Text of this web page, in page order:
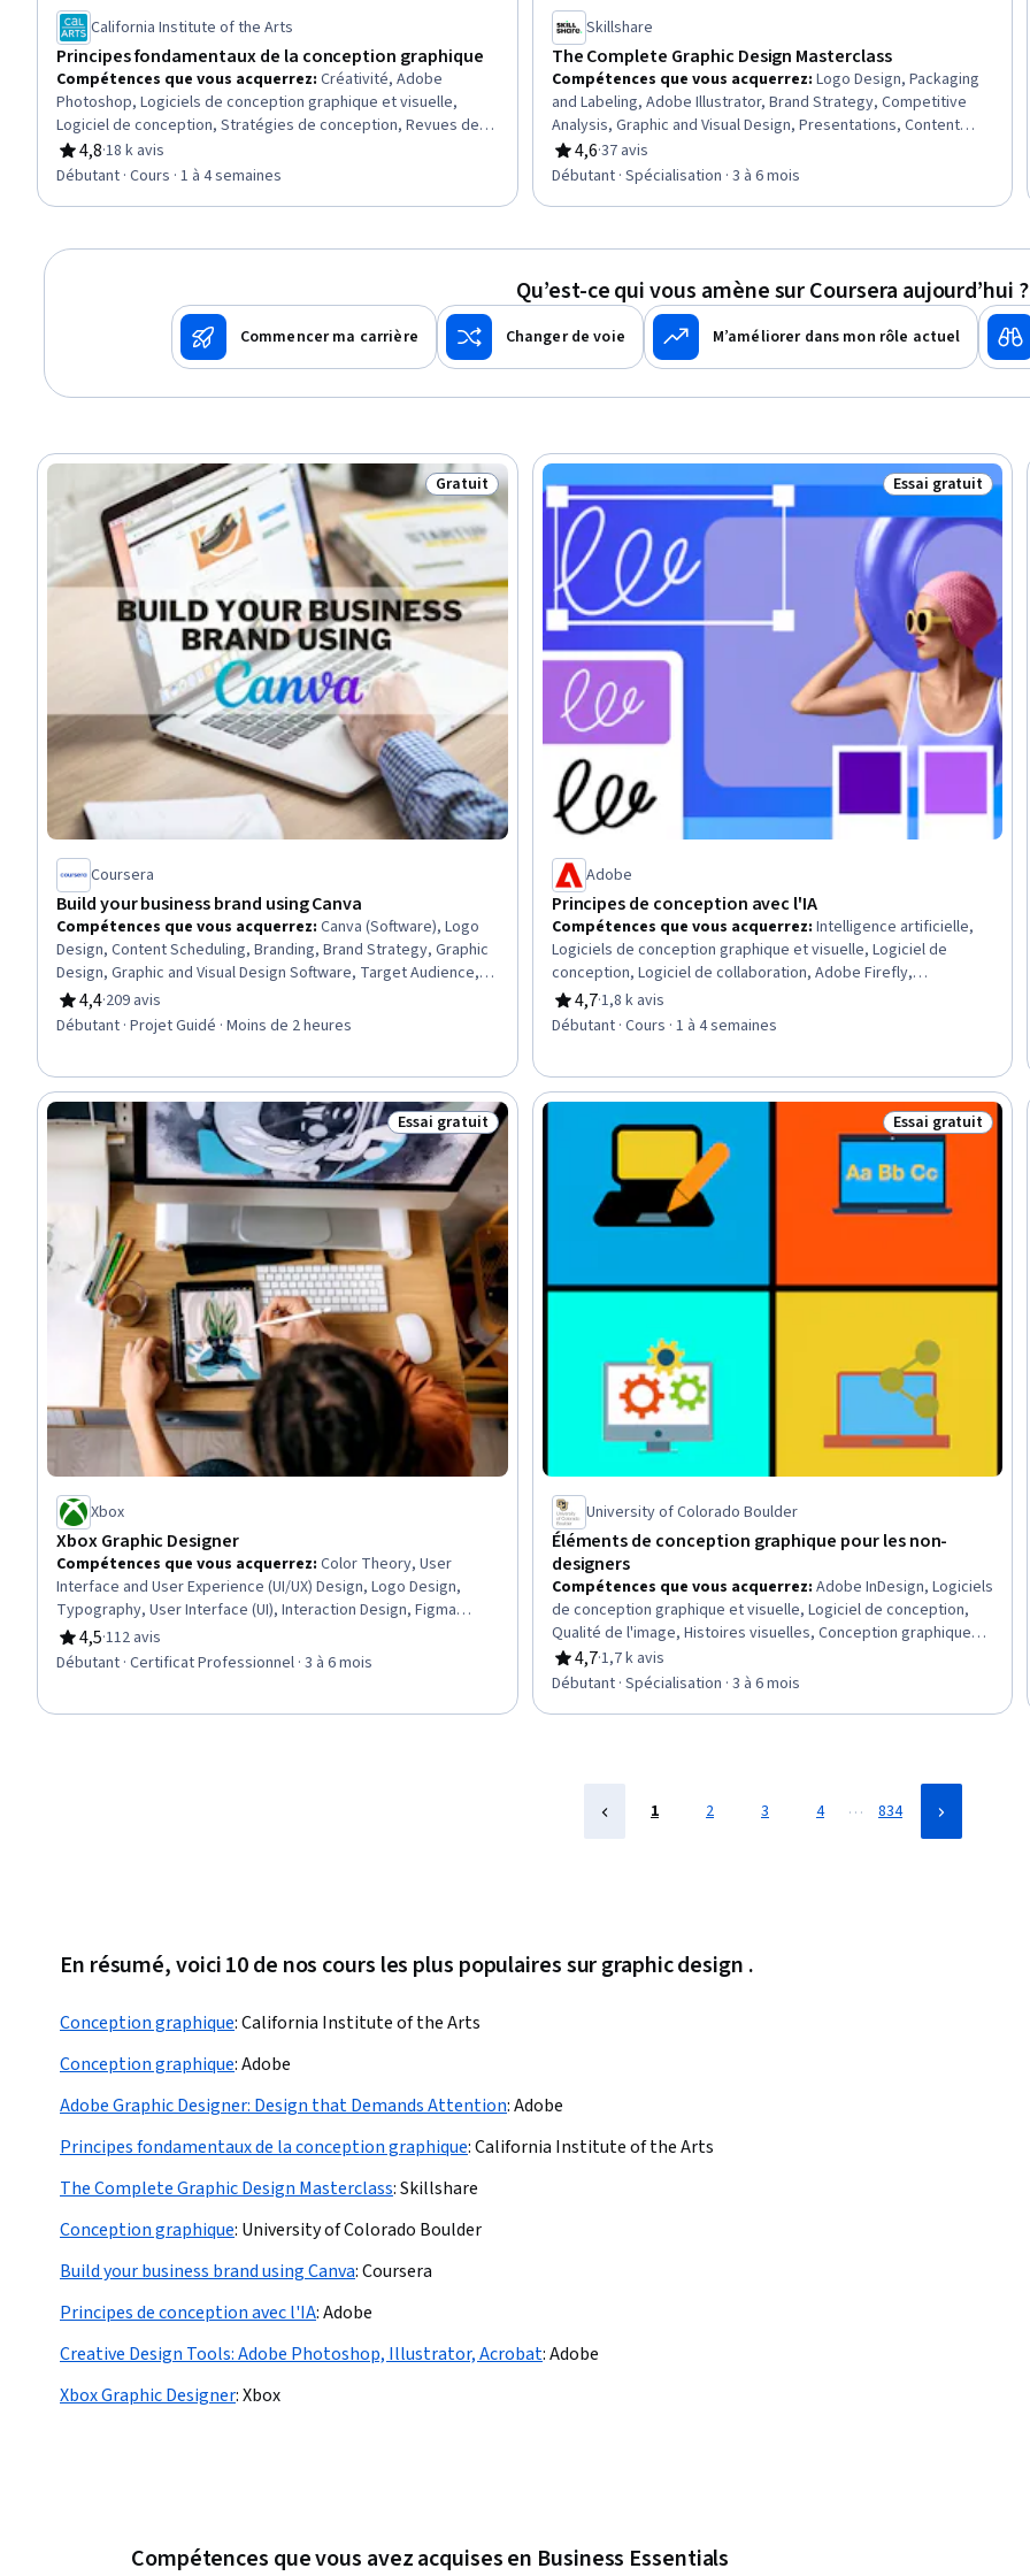
California Institute of the Arts
Principes fondamentaux de la conception graphique
Compétences que vous acquerrez: Créativité, Adobe
Photoshop, Logiciels de conception graphique et visuelle,
Logiciel de conception, Stratégies de conception, Revues de
conception, Histoires visuelles, Conception graphique,
Conception créative, Conception visuelle, Théorie des
4,8
évaluation, 4,8 sur 5 étoiles
·18 k avis
Débutant · Cours · 1 à 4 semaines
Skillshare
The Complete Graphic Design Masterclass
Compétences que vous acquerrez: Logo Design, Packaging
and Labeling, Adobe Illustrator, Brand Strategy, Competitive
Analysis, Graphic and Visual Design, Presentations, Content
Creation, Target Audience, Web Presence, Storytelling,
Branding, Color Theory, Social Media Content, Color Matching,
4,6
évaluation, 4,6 sur 5 étoiles
·37 avis
Débutant · Spécialisation · 3 à 6 mois
Qu’est-ce qui vous amène sur Coursera aujourd’hui ?
Commencer ma carrière Changer de voie M’améliorer dans mon rôle actuel
Statut : Gratuit
Gratuit
Coursera
Build your business brand using Canva
Compétences que vous acquerrez: Canva (Software), Logo
Design, Content Scheduling, Branding, Brand Strategy, Graphic
Design, Graphic and Visual Design Software, Target Audience,
Social Media Content, Marketing Materials, Social Media,
Scheduling, Presentations, Content Creation, Social Media
4,4
évaluation, 4,4 sur 5 étoiles
·209 avis
Débutant · Projet Guidé · Moins de 2 heures
Statut : Essai
Essai gratuit
Adobe
Principes de conception avec l'IA
Compétences que vous acquerrez: Intelligence artificielle,
Logiciels de conception graphique et visuelle, Logiciel de
conception, Logiciel de collaboration, Adobe Firefly,
Conception graphique, Création de contenu, Conception
créative, Une créativité alimentée par l'IA, Conception de la
l'expérience utilisateur (UI/UX), Théorie des couleurs,
Conception numérique, Adobe Express, Facilité d'utilisation,
Typographie, Agents génératifs d'IA
4,7
évaluation, 4,7 sur 5 étoiles
·1,8 k avis
Débutant · Cours · 1 à 4 semaines
Statut : Essai gratuit
Essai gratuit
Xbox
Xbox Graphic Designer
Compétences que vous acquerrez: Color Theory, User
Interface and User Experience (UI/UX) Design, Logo Design,
Typography, User Interface (UI), Interaction Design, Figma
(Design Software), Adobe Illustrator, Design Reviews,
Wireframing, User Interface (UI) Design, Marketing Materials,
4,5
évaluation, 4,5 sur 5 étoiles
·112 avis
Débutant · Certificat Professionnel · 3 à 6 mois
Statut : Essai
Essai gratuit
University of Colorado Boulder
Éléments de conception graphique pour les non-
designers
Compétences que vous acquerrez: Adobe InDesign, Logiciels
de conception graphique et visuelle, Logiciel de conception,
Qualité de l'image, Histoires visuelles, Conception graphique,
Conception créative, Récit de l'histoire, Conception de la mise
en page, Conception visuelle, Correspondance des couleurs,
4,7
évaluation, 4,7 sur 5 étoiles
·1,7 k avis
Débutant · Spécialisation · 3 à 6 mois
1 2 3 4 … 834
En résumé, voici 10 de nos cours les plus populaires sur graphic design .
Conception graphique:California Institute of the Arts
Conception graphique:Adobe
Adobe Graphic Designer: Design that Demands Attention:Adobe
Principes fondamentaux de la conception graphique:California Institute of the Arts
The Complete Graphic Design Masterclass:Skillshare
Conception graphique: University of Colorado Boulder
Build your business brand using Canva:Coursera
Principes de conception avec l'IA:Adobe
Creative Design Tools: Adobe Photoshop, Illustrator, Acrobat:Adobe
Xbox Graphic Designer:Xbox
Compétences que vous avez acquises en Business Essentials